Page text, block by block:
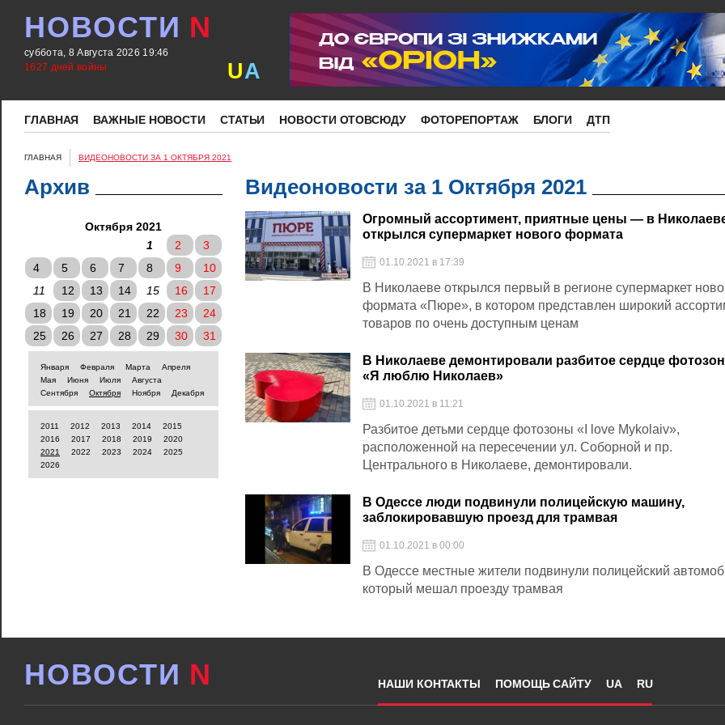
НОВОСТИ N
суббота, 8 Августа 2026 19:46
1627 дней войны
UA
ГЛАВНАЯ ВАЖНЫЕ НОВОСТИ СТАТЬИ НОВОСТИ ОТОВСЮДУ ФОТОРЕПОРТАЖ БЛОГИ ДТП
ГЛАВНАЯ ВИДЕОНОВОСТИ ЗА 1 ОКТЯБРЯ 2021
Архив
Октября 2021
1
2
3
4
5 6 7 8 9
10
11
12 13 14 15 16
17
18
19 20 21 22 23
24
25
26 27 28 29 30 31
Января Февраля Марта
Апреля
Мая
Июня Июля
Августа
Сентября
Октября Ноября Декабря
2011 2012 2013 2014
2015
2016
2017 2018 2019
2020
2021
2022 2023 2024
2025
2026
Видеоновости за 1 Октября 2021
Огромный ассортимент, приятные цены — в
открылся супермаркет нового формата
01.10.2021 в 17:39
В Николаеве открылся первый в регионе супермаркет
формата «Пюре», в котором представлен широкий
товаров по очень доступным ценам
В Николаеве демонтировали разбитое сердце
«Я люблю Николаев»
01.10.2021 в 11:21
Разбитое детьми сердце фотозоны «I love Mykolaiv»,
расположенной на пересечении ул. Соборной и пр.
Центрального в Николаеве, демонтировали.
В Одессе люди подвинули полицейскую машину,
заблокировавшую проезд для трамвая
01.10.2021 в 00:00
В Одессе местные жители подвинули полицейский
который мешал проезду трамвая
НОВОСТИ N НАШИ КОНТАКТЫ ПОМОЩЬ САЙТУ UA RU